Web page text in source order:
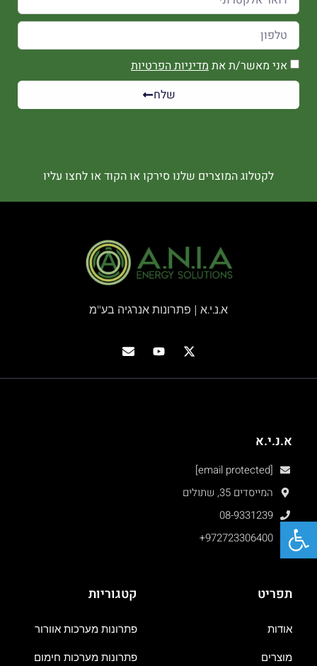
אני מאשר/ת אתמדיניות הפרטיות
שלח
לקטלוג המוצרים שלנו סירקו או הקוד או לחצו עליו
א.נ.י.א | פתרונות אנרגיה בע"מ
א.נ.י.א
[email protected]
המייסדים 35, שתולים
08-9331239
+972723306400
תפריט
אודות
מוצרים
קטגוריות
פתרונות מערכות אוורור
פתרונות מערכות חימום
פתח סרגל נגישות